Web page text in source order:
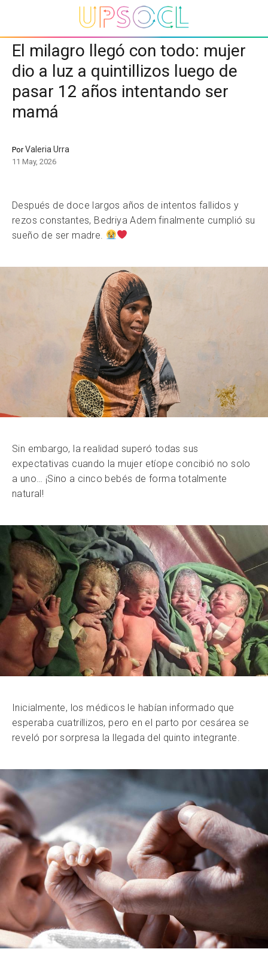
El milagro llegó con todo: mujer
dio a luz a quintillizos luego de
pasar 12 años intentando ser
mamá
PorValeria Urra
11 May, 2026
Después de doce largos años de intentos fallidos y
rezos constantes, Bedriya Adem finalmente cumplió su
sueño de ser madre.
Sin embargo, la realidad superó todas sus
expectativas cuando la mujer etíope concibió no solo
a uno… ¡Sino a cinco bebés de forma totalmente
natural!
Inicialmente, los médicos le habían informado que
esperaba cuatrillizos, pero en el parto por cesárea se
reveló por sorpresa la llegada del quinto integrante.